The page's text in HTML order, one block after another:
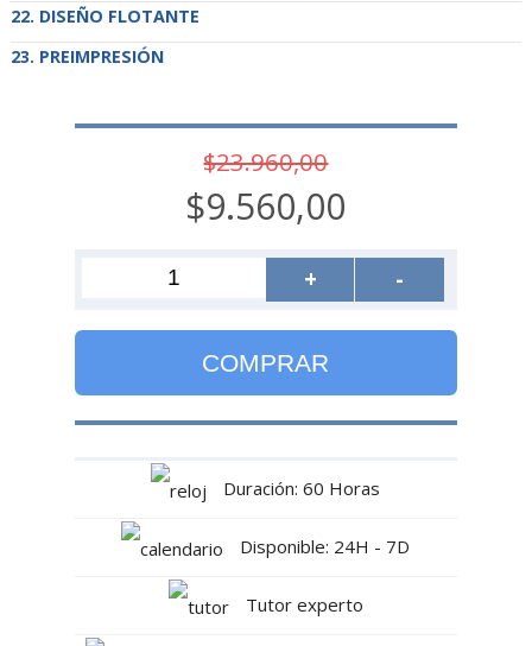
DISEÑO FLOTANTE
PREIMPRESIÓN
$23.960,00
$9.560,00
+ -
COMPRAR
Duración: 60 Horas
Disponible: 24H - 7D
Tutor experto